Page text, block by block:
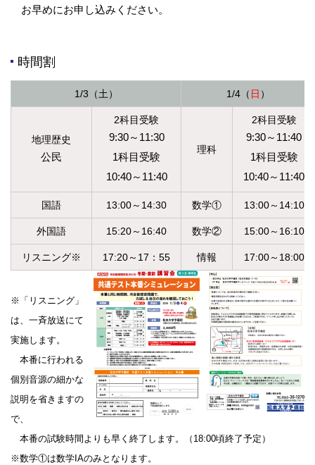
お早めにお申し込みください。
時間割
1/3（土） 1/4（ 日 ）
地理歴史
公民
2科目受験
9:30～11:30
1科目受験
10:40～11:40
理科
2科目受験
9:30～11:40
1科目受験
10:40～11:40
国語 13:00～14:30 数学① 13:00～14:10
外国語 15:20～16:40 数学② 15:00～16:10
リスニング※ 17:20～17：55 情報 17:00～18:00
※「リスニング」
は、一斉放送にて
実施します。
本番に行われる
個別音源の細かな
説明を省きますの
で、
本番の試験時間よりも早く終了します。（18:00頃終了予定）
※数学①は数学IAのみとなります。